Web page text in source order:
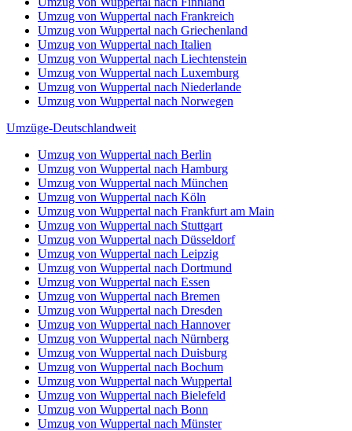
Umzug von Wuppertal nach Frankreich
Umzug von Wuppertal nach Griechenland
Umzug von Wuppertal nach Italien
Umzug von Wuppertal nach Liechtenstein
Umzug von Wuppertal nach Luxemburg
Umzug von Wuppertal nach Niederlande
Umzug von Wuppertal nach Norwegen
Umzüge-Deutschlandweit
Umzug von Wuppertal nach Berlin
Umzug von Wuppertal nach Hamburg
Umzug von Wuppertal nach München
Umzug von Wuppertal nach Köln
Umzug von Wuppertal nach Frankfurt am Main
Umzug von Wuppertal nach Stuttgart
Umzug von Wuppertal nach Düsseldorf
Umzug von Wuppertal nach Leipzig
Umzug von Wuppertal nach Dortmund
Umzug von Wuppertal nach Essen
Umzug von Wuppertal nach Bremen
Umzug von Wuppertal nach Dresden
Umzug von Wuppertal nach Hannover
Umzug von Wuppertal nach Nürnberg
Umzug von Wuppertal nach Duisburg
Umzug von Wuppertal nach Bochum
Umzug von Wuppertal nach Wuppertal
Umzug von Wuppertal nach Bielefeld
Umzug von Wuppertal nach Bonn
Umzug von Wuppertal nach Münster